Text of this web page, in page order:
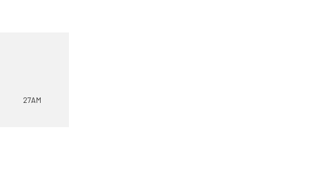
27AM